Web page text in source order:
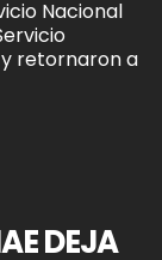
Nacional
retornaron a
DEJA